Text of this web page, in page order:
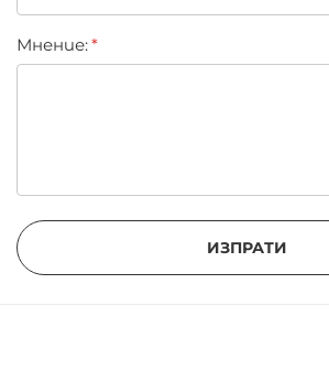
Мнение:
ИЗПРАТИ